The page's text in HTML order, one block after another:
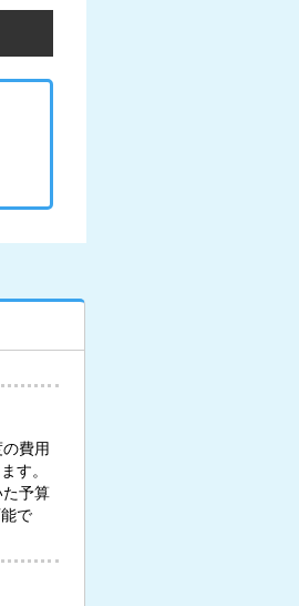
費用
す。
予算
で